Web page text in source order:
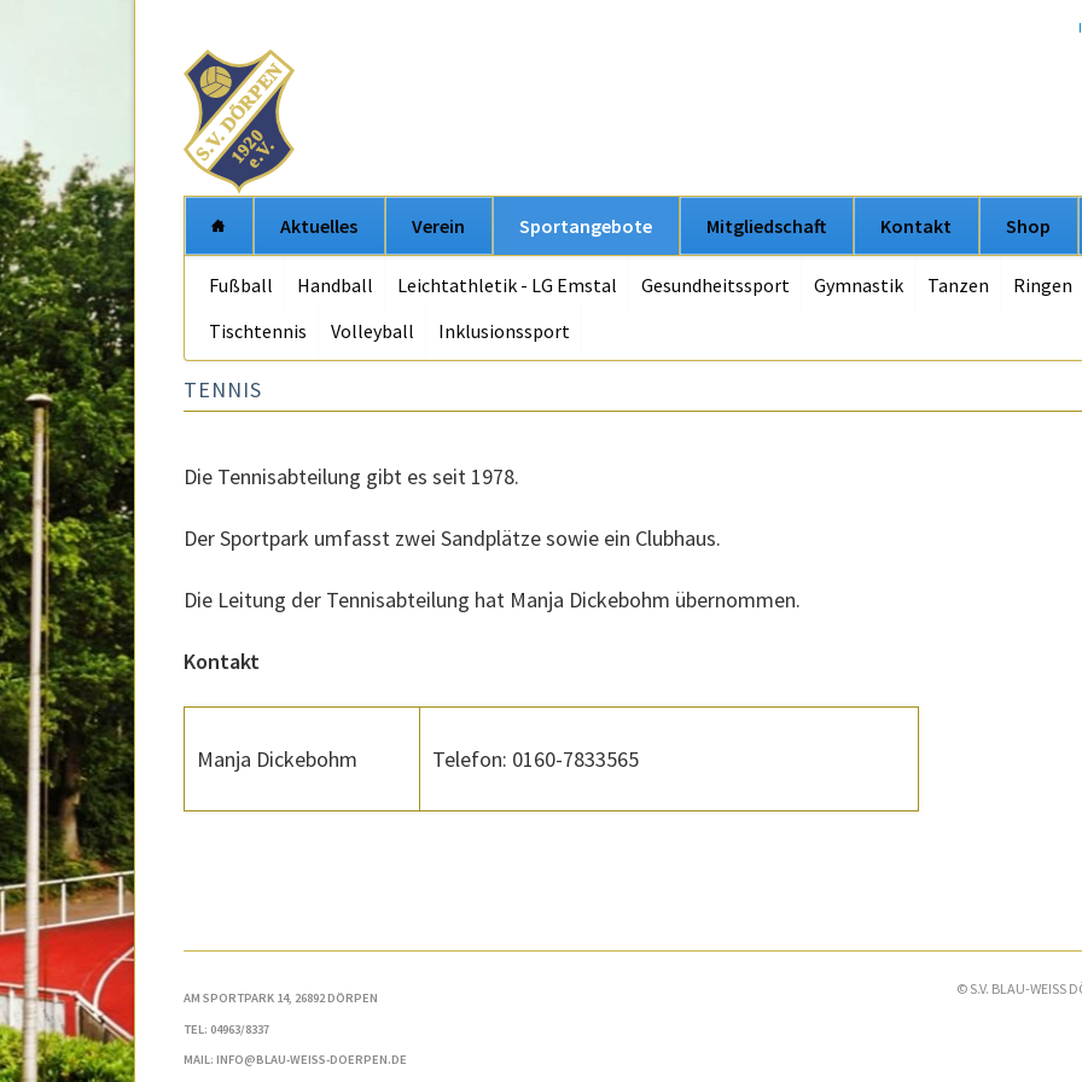
Aktuelles Verein Sportangebote Mitgliedschaft Kontakt Shop
Fußball Handball Leichtathletik - LG Emstal Gesundheitssport Gymnastik Tanzen Ringen
Tischtennis
Volleyball Inklusionssport
TENNIS
Die Tennisabteilung gibt es seit 1978.
Der Sportpark umfasst zwei Sandplätze sowie ein Clubhaus.
Die Leitung der Tennisabteilung hat Manja Dickebohm übernommen.
Kontakt
Manja Dickebohm Telefon: 0160-7833565
AM SPORTPARK 14, 26892 DÖRPEN
TEL: 04963/8337
MAIL: INFO@BLAU-WEISS-DOERPEN.DE
© S.V. BLAU-WEISS